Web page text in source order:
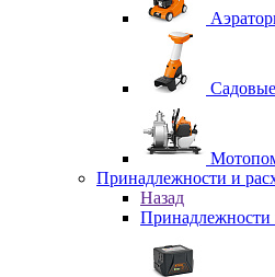
Принадлежности и
Назад
Принадлежности